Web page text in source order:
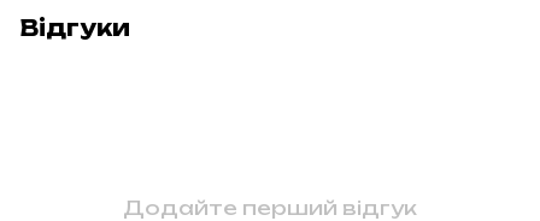
Відгуки
Додайте перший відгук